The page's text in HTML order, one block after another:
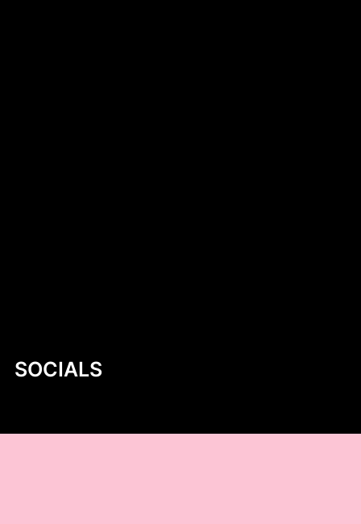
SOCIALS